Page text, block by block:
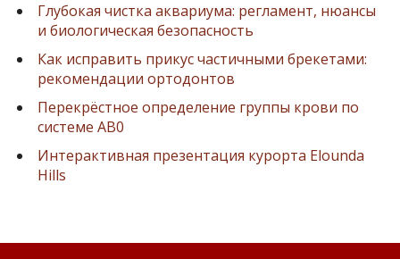
Глубокая чистка аквариума: регламент, нюансы
и биологическая безопасность
Как исправить прикус частичными брекетами:
рекомендации ортодонтов
Перекрёстное определение группы крови по
системе AB0
Интерактивная презентация курорта Elounda
Hills